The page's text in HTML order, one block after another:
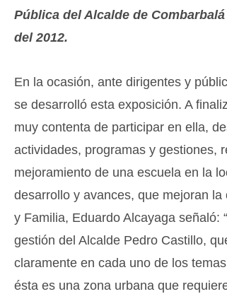
Pública del Alcalde de
del 2012.
En la ocasión, ante dirigentes y
se desarrolló esta exposición. A
muy contenta de participar en ella,
actividades, programas y gestiones,
mejoramiento de una escuela en la
desarrollo y avances, que mejoran
y Familia, Eduardo Alcayaga señaló:
gestión del Alcalde Pedro Castillo,
claramente en cada uno de los
ésta es una zona urbana que